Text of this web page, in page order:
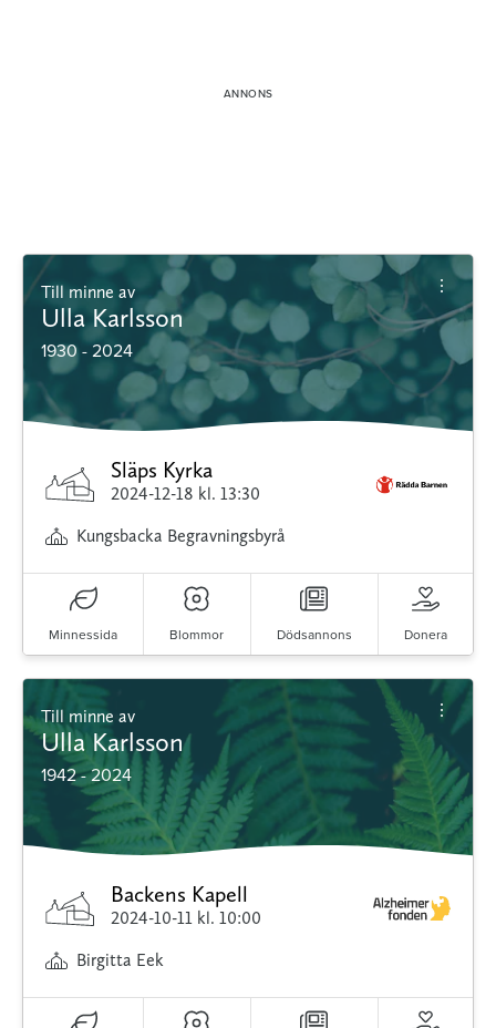
Till minne av
Ulla Karlsson
1930 - 2024
Släps Kyrka
2024-12-18 kl. 13:30
Kungsbacka Begravningsbyrå
Minnessida Blommor Dödsannons Donera
Till minne av
Ulla Karlsson
1942 - 2024
Backens Kapell
2024-10-11 kl. 10:00
Birgitta Eek